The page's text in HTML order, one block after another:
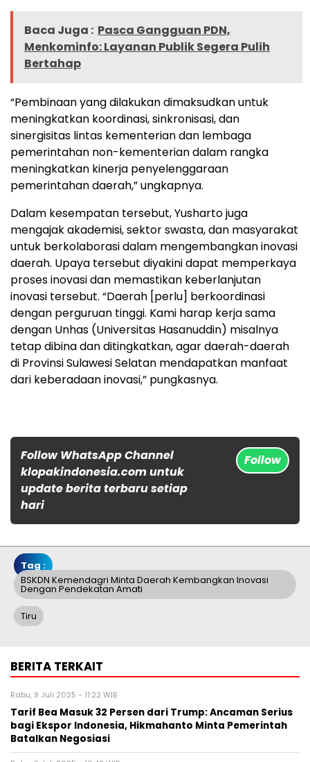
Baca Juga : Pasca Gangguan PDN,
Menkominfo: Layanan Publik Segera Pulih
Bertahap
“Pembinaan yang dilakukan dimaksudkan untuk
meningkatkan koordinasi, sinkronisasi, dan
sinergisitas lintas kementerian dan lembaga
pemerintahan non-kementerian dalam rangka
meningkatkan kinerja penyelenggaraan
pemerintahan daerah,” ungkapnya.
Dalam kesempatan tersebut, Yusharto juga
mengajak akademisi, sektor swasta, dan masyarakat
untuk berkolaborasi dalam mengembangkan inovasi
daerah. Upaya tersebut diyakini dapat memperkaya
proses inovasi dan memastikan keberlanjutan
inovasi tersebut. “Daerah [perlu] berkoordinasi
dengan perguruan tinggi. Kami harap kerja sama
dengan Unhas (Universitas Hasanuddin) misalnya
tetap dibina dan ditingkatkan, agar daerah-daerah
di Provinsi Sulawesi Selatan mendapatkan manfaat
dari keberadaan inovasi,” pungkasnya.
Follow WhatsApp Channel
klopakindonesia.com untuk
update berita terbaru setiap
hari
Follow
Tag :
BSKDN Kemendagri Minta Daerah Kembangkan Inovasi
Dengan Pendekatan Amati
Tiru
BERITA TERKAIT
Rabu, 9 Juli 2025 - 11:22 WIB
Tarif Bea Masuk 32 Persen dari Trump: Ancaman Serius
bagi Ekspor Indonesia, Hikmahanto Minta Pemerintah
Batalkan Negosiasi